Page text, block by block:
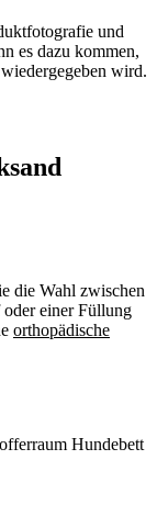
und
es dazu kommen,
wird.
die Wahl zwischen
einer Füllung
orthopädische